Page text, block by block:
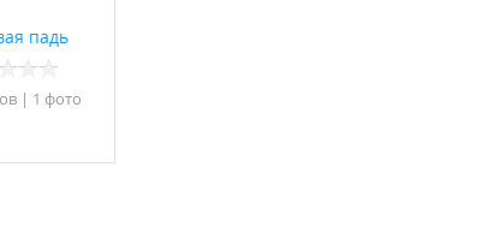
падь
| 1 фото